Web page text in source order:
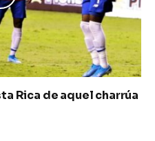
Rica de aquel charrúa